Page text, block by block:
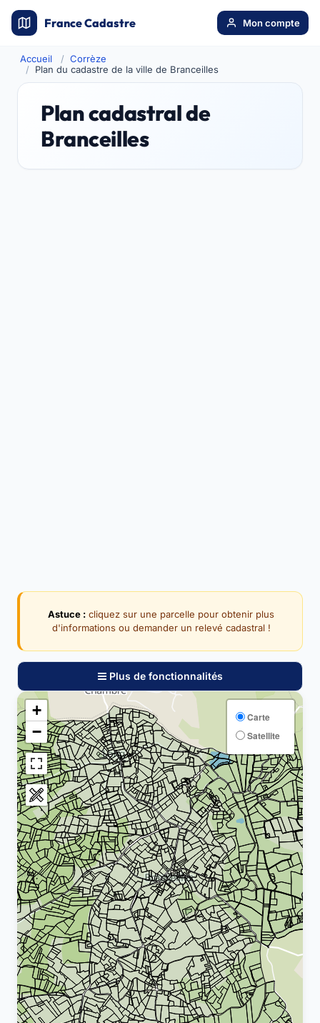
France Cadastre Mon compte
Accueil
Corrèze
Plan du cadastre de la ville de Branceilles
Plan cadastral de
Branceilles
Astuce : cliquez sur une parcelle pour obtenir plus
d'informations ou demander un relevé cadastral !
Plus de fonctionnalités
+
−
Carte
Satellite